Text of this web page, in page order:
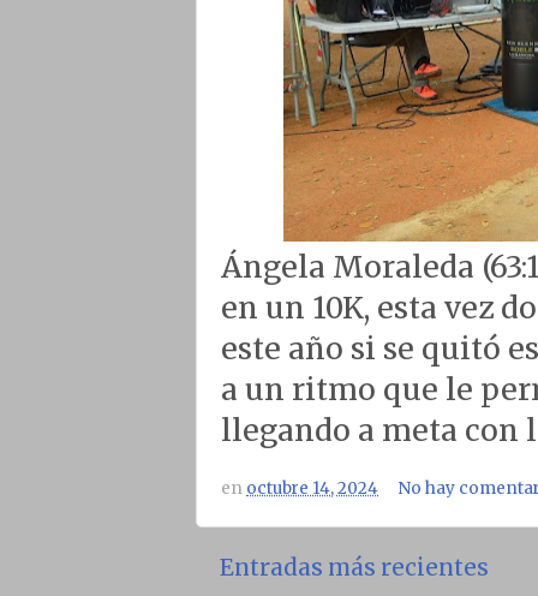
Ángela Moraleda
en un 10K, esta vez
este año si se quitó
a un ritmo que le
llegando a meta con
en octubre 14, 2024 No hay
Entradas más recientes